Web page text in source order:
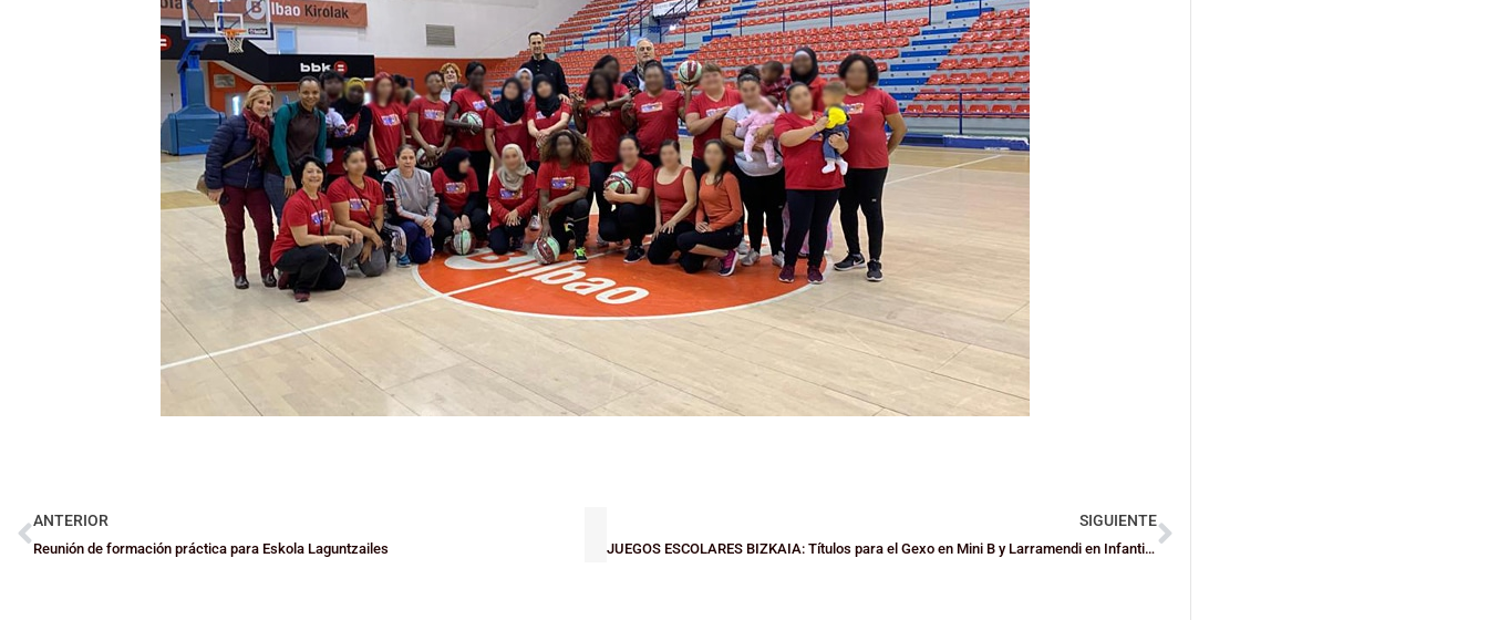
ANTERIOR
Reunión de formación práctica para Eskola Laguntzailes
SIGUIENTE
JUEGOS ESCOLARES BIZKAIA: Títulos para el Gexo en Mini B y Larramendi en Infantil B